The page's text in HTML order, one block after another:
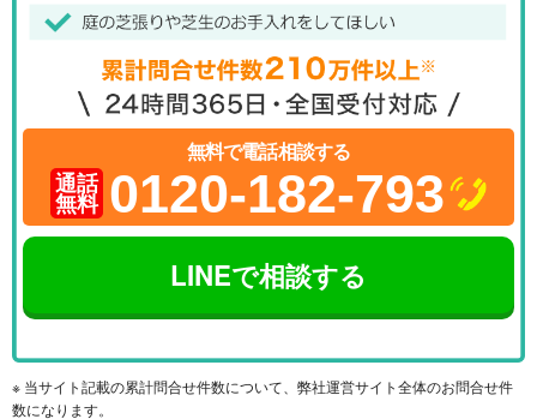
無料で電話相談する
通話
無料 0120-182-793
LINEで相談する
※ 当サイト記載の累計問合せ件数について、弊社運営サイト全体のお問合せ件
数になります。